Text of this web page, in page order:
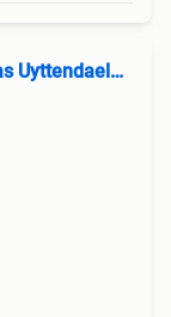
Garage Thomas Uyttendaele NV